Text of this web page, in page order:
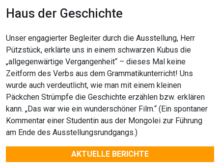
Haus der Geschichte
Unser engagierter Begleiter durch die Ausstellung, Herr
Pützstück, erklärte uns in einem schwarzen Kubus die
„allgegenwärtige Vergangenheit“ – dieses Mal keine
Zeitform des Verbs aus dem Grammatikunterricht! Uns
wurde auch verdeutlicht, wie man mit einem kleinen
Päckchen Strümpfe die Geschichte erzählen bzw. erklären
kann. „Das war wie ein wunderschöner Film.“ (Ein spontaner
Kommentar einer Studentin aus der Mongolei zur Führung
am Ende des Ausstellungsrundgangs.)
AKTUELLE BERICHTE